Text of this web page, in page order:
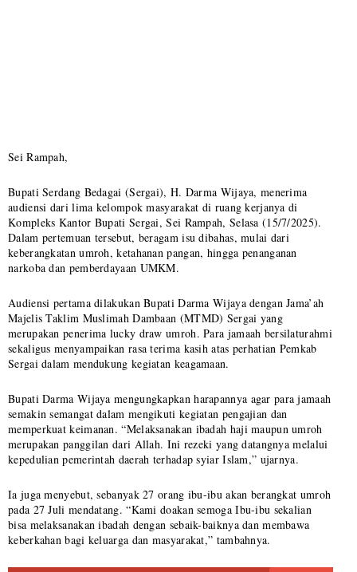
Sei Rampah,
Bupati Serdang Bedagai (Sergai), H. Darma Wijaya, menerima
audiensi dari lima kelompok masyarakat di ruang kerjanya di
Kompleks Kantor Bupati Sergai, Sei Rampah, Selasa (15/7/2025).
Dalam pertemuan tersebut, beragam isu dibahas, mulai dari
keberangkatan umroh, ketahanan pangan, hingga penanganan
narkoba dan pemberdayaan UMKM.
Audiensi pertama dilakukan Bupati Darma Wijaya dengan Jama’ah
Majelis Taklim Muslimah Dambaan (MTMD) Sergai yang
merupakan penerima lucky draw umroh. Para jamaah bersilaturahmi
sekaligus menyampaikan rasa terima kasih atas perhatian Pemkab
Sergai dalam mendukung kegiatan keagamaan.
Bupati Darma Wijaya mengungkapkan harapannya agar para jamaah
semakin semangat dalam mengikuti kegiatan pengajian dan
memperkuat keimanan. “Melaksanakan ibadah haji maupun umroh
merupakan panggilan dari Allah. Ini rezeki yang datangnya melalui
kepedulian pemerintah daerah terhadap syiar Islam,” ujarnya.
Ia juga menyebut, sebanyak 27 orang ibu-ibu akan berangkat umroh
pada 27 Juli mendatang. “Kami doakan semoga Ibu-ibu sekalian
bisa melaksanakan ibadah dengan sebaik-baiknya dan membawa
keberkahan bagi keluarga dan masyarakat,” tambahnya.